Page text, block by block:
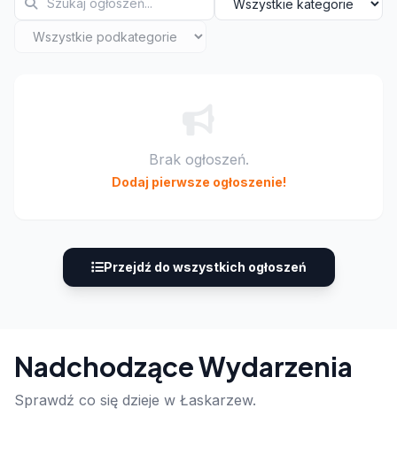
Brak ogłoszeń.
Dodaj pierwsze ogłoszenie!
Przejdź do wszystkich ogłoszeń
Nadchodzące Wydarzenia
Sprawdź co się dzieje w Łaskarzew.